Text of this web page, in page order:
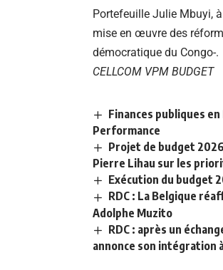
Portefeuille Julie Mbuyi,
mise en œuvre des
démocratique du Congo-.
CELLCOM VPM BUDGET
Finances publiques
Performance
Projet de budget
Pierre Lihau sur les
Exécution du budget
RDC : La Belgique
Adolphe Muzito
RDC : après un
annonce son intégration